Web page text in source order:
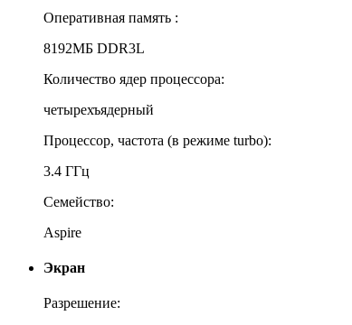
Оперативная память :
8192МБ DDR3L
Количество ядер процессора:
четырехъядерный
Процессор, частота (в режиме turbo):
3.4 ГГц
Семейство:
Aspire
Экран
Разрешение: